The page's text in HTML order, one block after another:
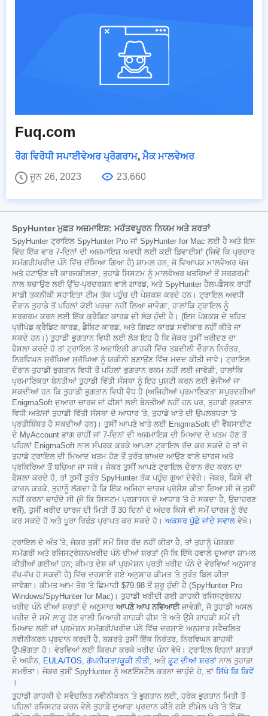
Fuq.com
ਰੋਗ ਵਿਰੋਧੀ ਸਪਾਈਵੇਅਰ ਪ੍ਰੋਗਰਾਮ, ਮੈਕ ਮਾਲਵੇਅਰ
ਜੂਨ 26, 2023
23,660
SpyHunter ਮੁਫ਼ਤ ਅਜ਼ਮਾਇਸ਼: ਮਹੱਤਵਪੂਰਨ ਨਿਯਮ ਅਤੇ ਸ਼ਰਤਾਂ
SpyHunter ਟ੍ਰਾਇਲ SpyHunter Pro ਜਾਂ SpyHunter for Mac ਲਈ ਹੈ ਅਤੇ ਇਸ
ਵਿੱਚ ਇੱਕ ਵਾਰ 7-ਦਿਨਾਂ ਦੀ ਅਜ਼ਮਾਇਸ਼ ਅਵਧੀ ਲਈ ਕਈ ਡਿਵਾਈਸਾਂ (ਜਿਵੇਂ ਕਿ ਪ੍ਰਚਾਰ
ਸਮੱਗਰੀ/ਖਰੀਦ ਪੰਨੇ ਵਿੱਚ ਦੱਸਿਆ ਗਿਆ ਹੈ) ਸ਼ਾਮਲ ਹਨ, ਜੋ ਵਿਆਪਕ ਮਾਲਵੇਅਰ ਖੋਜ
ਅਤੇ ਹਟਾਉਣ ਦੀ ਕਾਰਜਸ਼ੀਲਤਾ, ਤੁਹਾਡੇ ਸਿਸਟਮ ਨੂੰ ਮਾਲਵੇਅਰ ਖਤਰਿਆਂ ਤੋਂ ਸਰਗਰਮੀ
ਨਾਲ ਬਚਾਉਣ ਲਈ ਉੱਚ-ਪ੍ਰਦਰਸ਼ਨ ਵਾਲੇ ਗਾਰਡ, ਅਤੇ SpyHunter ਹੈਲਪਡੈਸਕ ਰਾਹੀਂ
ਸਾਡੀ ਤਕਨੀਕੀ ਸਹਾਇਤਾ ਟੀਮ ਤੱਕ ਪਹੁੰਚ ਦੀ ਪੇਸ਼ਕਸ਼ ਕਰਦੇ ਹਨ। ਟ੍ਰਾਇਲ ਅਵਧੀ
ਦੌਰਾਨ ਤੁਹਾਡੇ ਤੋਂ ਪਹਿਲਾਂ ਕੋਈ ਖਰਚਾ ਨਹੀਂ ਲਿਆ ਜਾਵੇਗਾ, ਹਾਲਾਂਕਿ ਟ੍ਰਾਇਲ ਨੂੰ
ਸਰਗਰਮ ਕਰਨ ਲਈ ਇੱਕ ਕ੍ਰੈਡਿਟ ਕਾਰਡ ਦੀ ਲੋੜ ਹੁੰਦੀ ਹੈ। (ਇਸ ਪੇਸ਼ਕਸ਼ ਦੇ ਤਹਿਤ
ਪ੍ਰੀਪੇਡ ਕ੍ਰੈਡਿਟ ਕਾਰਡ, ਡੈਬਿਟ ਕਾਰਡ, ਅਤੇ ਗਿਫਟ ਕਾਰਡ ਸਵੀਕਾਰ ਨਹੀਂ ਕੀਤੇ ਜਾ
ਸਕਦੇ ਹਨ।) ਤੁਹਾਡੀ ਭੁਗਤਾਨ ਵਿਧੀ ਲਈ ਲੋੜ ਇਹ ਹੈ ਕਿ ਜੇਕਰ ਤੁਸੀਂ ਖਰੀਦਣ ਦਾ
ਫੈਸਲਾ ਕਰਦੇ ਹੋ ਤਾਂ ਟ੍ਰਾਇਲ ਤੋਂ ਅਦਾਇਗੀ ਗਾਹਕੀ ਵਿੱਚ ਤਬਦੀਲੀ ਦੌਰਾਨ ਨਿਰੰਤਰ,
ਨਿਰਵਿਘਨ ਸੁਰੱਖਿਆ ਸੁਰੱਖਿਆ ਨੂੰ ਯਕੀਨੀ ਬਣਾਉਣ ਵਿੱਚ ਮਦਦ ਕੀਤੀ ਜਾਵੇ। ਟ੍ਰਾਇਲ
ਦੌਰਾਨ ਤੁਹਾਡੀ ਭੁਗਤਾਨ ਵਿਧੀ ਤੋਂ ਪਹਿਲਾਂ ਭੁਗਤਾਨ ਰਕਮ ਨਹੀਂ ਲਈ ਜਾਵੇਗੀ, ਹਾਲਾਂਕਿ
ਪ੍ਰਮਾਣਿਕਤਾ ਬੇਨਤੀਆਂ ਤੁਹਾਡੀ ਵਿੱਤੀ ਸੰਸਥਾ ਨੂੰ ਇਹ ਪੁਸ਼ਟੀ ਕਰਨ ਲਈ ਭੇਜੀਆਂ ਜਾ
ਸਕਦੀਆਂ ਹਨ ਕਿ ਤੁਹਾਡੀ ਭੁਗਤਾਨ ਵਿਧੀ ਵੈਧ ਹੈ (ਅਜਿਹੀਆਂ ਪ੍ਰਮਾਣਿਕਤਾ ਸਪੁਰਦਗੀਆਂ
EnigmaSoft ਦੁਆਰਾ ਚਾਰਜ ਜਾਂ ਫੀਸਾਂ ਲਈ ਬੇਨਤੀਆਂ ਨਹੀਂ ਹਨ ਪਰ, ਤੁਹਾਡੀ ਭੁਗਤਾਨ
ਵਿਧੀ ਅਤੇ/ਜਾਂ ਤੁਹਾਡੀ ਵਿੱਤੀ ਸੰਸਥਾ ਦੇ ਆਧਾਰ 'ਤੇ, ਤੁਹਾਡੇ ਖਾਤੇ ਦੀ ਉਪਲਬਧਤਾ 'ਤੇ
ਪ੍ਰਤੀਬਿੰਬਤ ਹੋ ਸਕਦੀਆਂ ਹਨ)। ਤੁਸੀਂ ਆਪਣੇ ਖਾਤੇ ਲਈ EnigmaSoft ਦੀ ਵੈੱਬਸਾਈਟ
ਦੇ MyAccount ਭਾਗ ਰਾਹੀਂ ਜਾਂ 7-ਦਿਨਾਂ ਦੀ ਅਜ਼ਮਾਇਸ਼ ਦੀ ਮਿਆਦ ਦੇ ਖਤਮ ਹੋਣ ਤੋਂ
ਪਹਿਲਾਂ EnigmaSoft ਨਾਲ ਸੰਪਰਕ ਕਰਕੇ ਆਪਣਾ ਟ੍ਰਾਇਲ ਰੱਦ ਕਰ ਸਕਦੇ ਹੋ ਤਾਂ ਜੋ
ਤੁਹਾਡੇ ਟ੍ਰਾਇਲ ਦੀ ਮਿਆਦ ਖਤਮ ਹੋਣ ਤੋਂ ਤੁਰੰਤ ਬਾਅਦ ਆਉਣ ਵਾਲੇ ਚਾਰਜ ਅਤੇ
ਪ੍ਰਕਿਰਿਆ ਤੋਂ ਬਚਿਆ ਜਾ ਸਕੇ। ਜੇਕਰ ਤੁਸੀਂ ਆਪਣੇ ਟ੍ਰਾਇਲ ਦੌਰਾਨ ਰੱਦ ਕਰਨ ਦਾ
ਫੈਸਲਾ ਕਰਦੇ ਹੋ, ਤਾਂ ਤੁਸੀਂ ਤੁਰੰਤ SpyHunter ਤੱਕ ਪਹੁੰਚ ਗੁਆ ਦੇਵੋਗੇ। ਜੇਕਰ, ਕਿਸੇ ਵੀ
ਕਾਰਨ ਕਰਕੇ, ਤੁਹਾਨੂੰ ਲੱਗਦਾ ਹੈ ਕਿ ਇੱਕ ਅਜਿਹਾ ਚਾਰਜ ਪ੍ਰੋਸੈਸ ਕੀਤਾ ਗਿਆ ਸੀ ਜੋ ਤੁਸੀਂ
ਨਹੀਂ ਕਰਨਾ ਚਾਹੁੰਦੇ ਸੀ (ਜੋ ਕਿ ਸਿਸਟਮ ਪ੍ਰਸ਼ਾਸਨ ਦੇ ਆਧਾਰ 'ਤੇ ਹੋ ਸਕਦਾ ਹੈ, ਉਦਾਹਰਣ
ਵਜੋਂ), ਤੁਸੀਂ ਖਰੀਦ ਚਾਰਜ ਦੀ ਮਿਤੀ ਤੋਂ 30 ਦਿਨਾਂ ਦੇ ਅੰਦਰ ਕਿਸੇ ਵੀ ਸਮੇਂ ਚਾਰਜ ਨੂੰ ਰੱਦ
ਕਰ ਸਕਦੇ ਹੋ ਅਤੇ ਪੂਰਾ ਰਿਫੰਡ ਪ੍ਰਾਪਤ ਕਰ ਸਕਦੇ ਹੋ। ਅਕਸਰ ਪੁੱਛੇ ਜਾਂਦੇ ਸਵਾਲ ਵੇਖੋ।
ਟ੍ਰਾਇਲ ਦੇ ਅੰਤ 'ਤੇ, ਜੇਕਰ ਤੁਸੀਂ ਸਮੇਂ ਸਿਰ ਰੱਦ ਨਹੀਂ ਕੀਤਾ ਹੈ, ਤਾਂ ਤੁਹਾਨੂੰ ਪੇਸ਼ਕਸ਼
ਸਮੱਗਰੀ ਅਤੇ ਰਜਿਸਟ੍ਰੇਸ਼ਨ/ਖਰੀਦ ਪੰਨੇ ਦੀਆਂ ਸ਼ਰਤਾਂ (ਜੋ ਕਿ ਇੱਥੇ ਹਵਾਲੇ ਦੁਆਰਾ ਸ਼ਾਮਲ
ਕੀਤੀਆਂ ਗਈਆਂ ਹਨ; ਕੀਮਤ ਦੇਸ਼ ਜਾਂ ਪ੍ਰਮੋਸ਼ਨ ਪ੍ਰਤੀ ਖਰੀਦ ਪੰਨੇ ਦੇ ਵੇਰਵਿਆਂ ਅਨੁਸਾਰ
ਵੱਖ-ਵੱਖ ਹੋ ਸਕਦੀ ਹੈ) ਵਿੱਚ ਦਰਸਾਏ ਗਏ ਅਨੁਸਾਰ ਕੀਮਤ 'ਤੇ ਤੁਰੰਤ ਬਿਲ ਕੀਤਾ
ਜਾਵੇਗਾ। ਕੀਮਤ ਆਮ ਤੌਰ 'ਤੇ ਛਿਮਾਹੀ $79.98 ਤੋਂ ਸ਼ੁਰੂ ਹੁੰਦੀ ਹੈ (SpyHunter Pro
Windows/SpyHunter for Mac)। ਤੁਹਾਡੀ ਖਰੀਦੀ ਗਈ ਗਾਹਕੀ ਰਜਿਸਟ੍ਰੇਸ਼ਨ/
ਖਰੀਦ ਪੰਨੇ ਦੀਆਂ ਸ਼ਰਤਾਂ ਦੇ ਅਨੁਸਾਰ ਆਪਣੇ ਆਪ ਨਵਿਆਈਜਾਵੇਗੀ, ਜੋ ਤੁਹਾਡੀ ਅਸਲ
ਖਰੀਦ ਦੇ ਸਮੇਂ ਲਾਗੂ ਹੋਣ ਵਾਲੀ ਮਿਆਰੀ ਗਾਹਕੀ ਫੀਸ 'ਤੇ ਅਤੇ ਉਸੇ ਗਾਹਕੀ ਸਮੇਂ ਦੀ
ਮਿਆਦ ਲਈ ਜਾਂ ਪ੍ਰਮੋਸ਼ਨ ਸਮੱਗਰੀ/ਖਰੀਦ ਪੰਨੇ ਵਿੱਚ ਦਰਸਾਏ ਅਨੁਸਾਰ ਸਵੈਚਲਿਤ
ਨਵੀਨੀਕਰਨ ਪ੍ਰਦਾਨ ਕਰਦੀ ਹੈ, ਬਸ਼ਰਤੇ ਤੁਸੀਂ ਇੱਕ ਨਿਰੰਤਰ, ਨਿਰਵਿਘਨ ਗਾਹਕੀ
ਉਪਭੋਗਤਾ ਹੋ। ਵੇਰਵਿਆਂ ਲਈ ਕਿਰਪਾ ਕਰਕੇ ਖਰੀਦ ਪੰਨਾ ਵੇਖੋ। ਟ੍ਰਾਇਲ ਇਹਨਾਂ ਸ਼ਰਤਾਂ
ਦੇ ਅਧੀਨ, EULA/TOS, ਗੋਪਨੀਯਤਾ/ਕੂਕੀ ਨੀਤੀ, ਅਤੇ ਛੂਟ ਦੀਆਂ ਸ਼ਰਤਾਂ ਨਾਲ ਤੁਹਾਡਾ
ਸਮਝੌਤਾ। ਜੇਕਰ ਤੁਸੀਂ SpyHunter ਨੂੰ ਅਣਇੰਸਟੌਲ ਕਰਨਾ ਚਾਹੁੰਦੇ ਹੋ, ਤਾਂ ਸਿੱਖੋ ਕਿ ਕਿਵੇਂ
।
ਤੁਹਾਡੀ ਗਾਹਕੀ ਦੇ ਸਵੈਚਲਿਤ ਨਵੀਨੀਕਰਨ 'ਤੇ ਭੁਗਤਾਨ ਲਈ, ਹਰੇਕ ਭੁਗਤਾਨ ਮਿਤੀ ਤੋਂ
ਪਹਿਲਾਂ ਰਜਿਸਟਰ ਕਰਨ ਵੇਲੇ ਤੁਹਾਡੇ ਦੁਆਰਾ ਪ੍ਰਦਾਨ ਕੀਤੇ ਗਏ ਈਮੇਲ ਪਤੇ 'ਤੇ ਇੱਕ